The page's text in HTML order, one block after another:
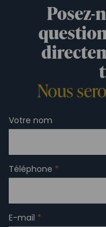
Posez-
Nous
Votre nom
Téléphone *
E-mail *